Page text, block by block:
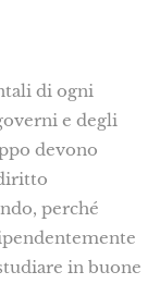
di ogni
e degli
devono
perché
in buone